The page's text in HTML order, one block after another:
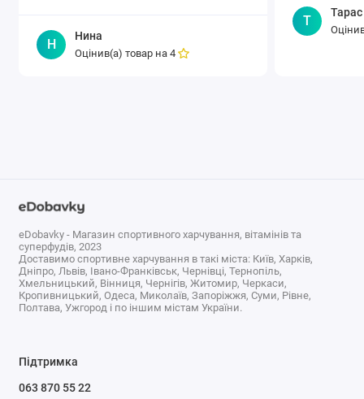
употребления. И если вы начнете
давать детям средство в капсулах с
Н
Нина
Оцінив(а) товар на 4
Т
Тарас
eDobavky - Магазин спортивного харчування, вітамінів та
суперфудів, 2023
Доставимо спортивне харчування в такі міста: Київ, Харків,
Дніпро, Львів, Івано-Франківськ, Чернівці, Тернопіль,
Хмельницький, Вінниця, Чернігів, Житомир, Черкаси,
Кропивницький, Одеса, Миколаїв, Запоріжжя, Суми, Рівне,
Полтава, Ужгород і по іншим містам України.
Підтримка
063 870 55 22